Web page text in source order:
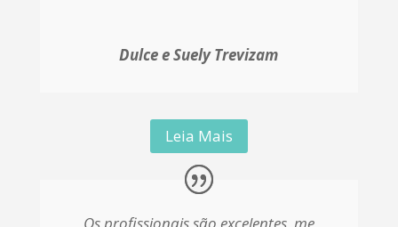
Dulce e Suely Trevizam
Leia Mais